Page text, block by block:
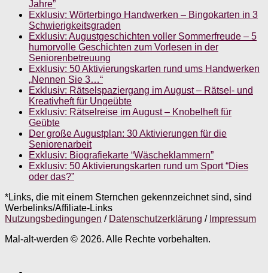
Jahre”
Exklusiv: Wörterbingo Handwerken – Bingokarten in 3
Schwierigkeitsgraden
Exklusiv: Augustgeschichten voller Sommerfreude – 5
humorvolle Geschichten zum Vorlesen in der
Seniorenbetreuung
Exklusiv: 50 Aktivierungskarten rund ums Handwerken
„Nennen Sie 3…“
Exklusiv: Rätselspaziergang im August – Rätsel- und
Kreativheft für Ungeübte
Exklusiv: Rätselreise im August – Knobelheft für
Geübte
Der große Augustplan: 30 Aktivierungen für die
Seniorenarbeit
Exklusiv: Biografiekarte “Wäscheklammern”
Exklusiv: 50 Aktivierungskarten rund um Sport “Dies
oder das?”
*Links, die mit einem Sternchen gekennzeichnet sind, sind
Werbelinks/Affiliate-Links
Nutzungsbedingungen / Datenschutzerklärung / Impressum
Mal-alt-werden © 2026. Alle Rechte vorbehalten.